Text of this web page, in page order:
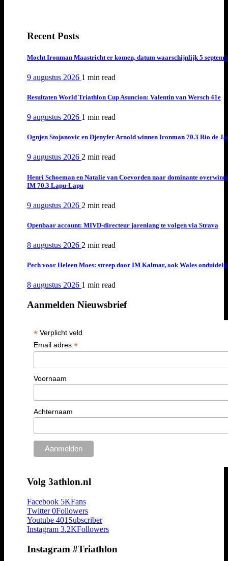
Recent Posts
Mocht Ironman Maastricht er komen, datum waarschijnlijk 5
9 augustus 2026 1 min read
Resultaten World Triathlon Cup Asuncion: Valentin van Wersch 41e
9 augustus 2026 1 min read
Ognjen Stojanovic en Djenyfer Arnold winnen Ironman 70.3 Rio de
9 augustus 2026 2 min read
Henri Schoeman en Natalie van Coevorden naar dominante
IM 70.3 Lapu-Lapu
9 augustus 2026 2 min read
Openbaar account: MIVD-directeur jarenlang te volgen via Strava
8 augustus 2026 2 min read
Pech voor Heleen Moes: streep door IM Kalmar, ook Wales
8 augustus 2026 1 min read
Aanmelden Nieuwsbrief
*Verplicht veld
Email adres *
Voornaam
Achternaam
Volg 3athlon.nl
Facebook 5KFans
Twitter 0Followers
Youtube 401 Subscriber
Instagram 3.2KFollowers
Instagram #Triathlon